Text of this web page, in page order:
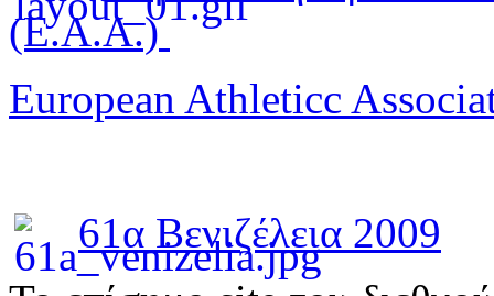
(E.A.A.)
European Athleticc
61α Βενιζέλεια 2009